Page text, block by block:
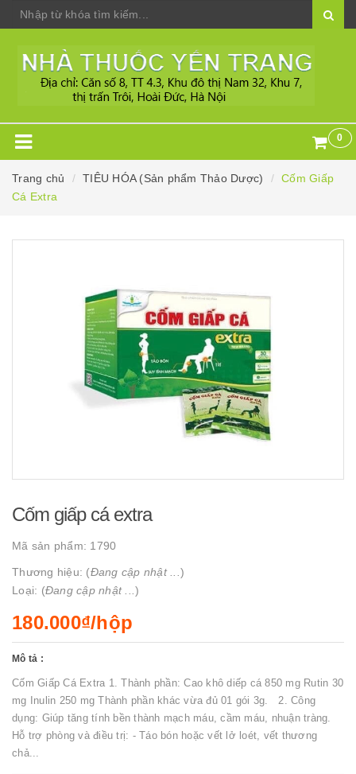
0
Trang chủ TIÊU HÓA (Sản phẩm Thảo Dược)
Cốm Giấp
Cá Extra
Cốm giấp cá extra
Mã sản phẩm: 1790
Thương hiệu: (Đang cập nhật ... )
Loại: (Đang cập nhật ... )
180.000₫/hộp
Mô tả :
Cốm Giấp Cá Extra 1. Thành phần: Cao khô diếp cá 850 mg Rutin 30
mg Inulin 250 mg Thành phần khác vừa đủ 01 gói 3g. 2. Công
dụng: Giúp tăng tính bền thành mạch máu, cầm máu, nhuận tràng.
Hỗ trợ phòng và điều trị: - Táo bón hoặc vết lở loét, vết thương
chả...